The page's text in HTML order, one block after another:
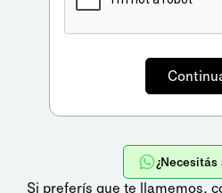
¿Necesitás
Si preferís que te llamemos,